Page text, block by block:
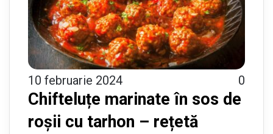
10 februarie 2024 0
Chifteluțe marinate în sos de
roșii cu tarhon – rețetă